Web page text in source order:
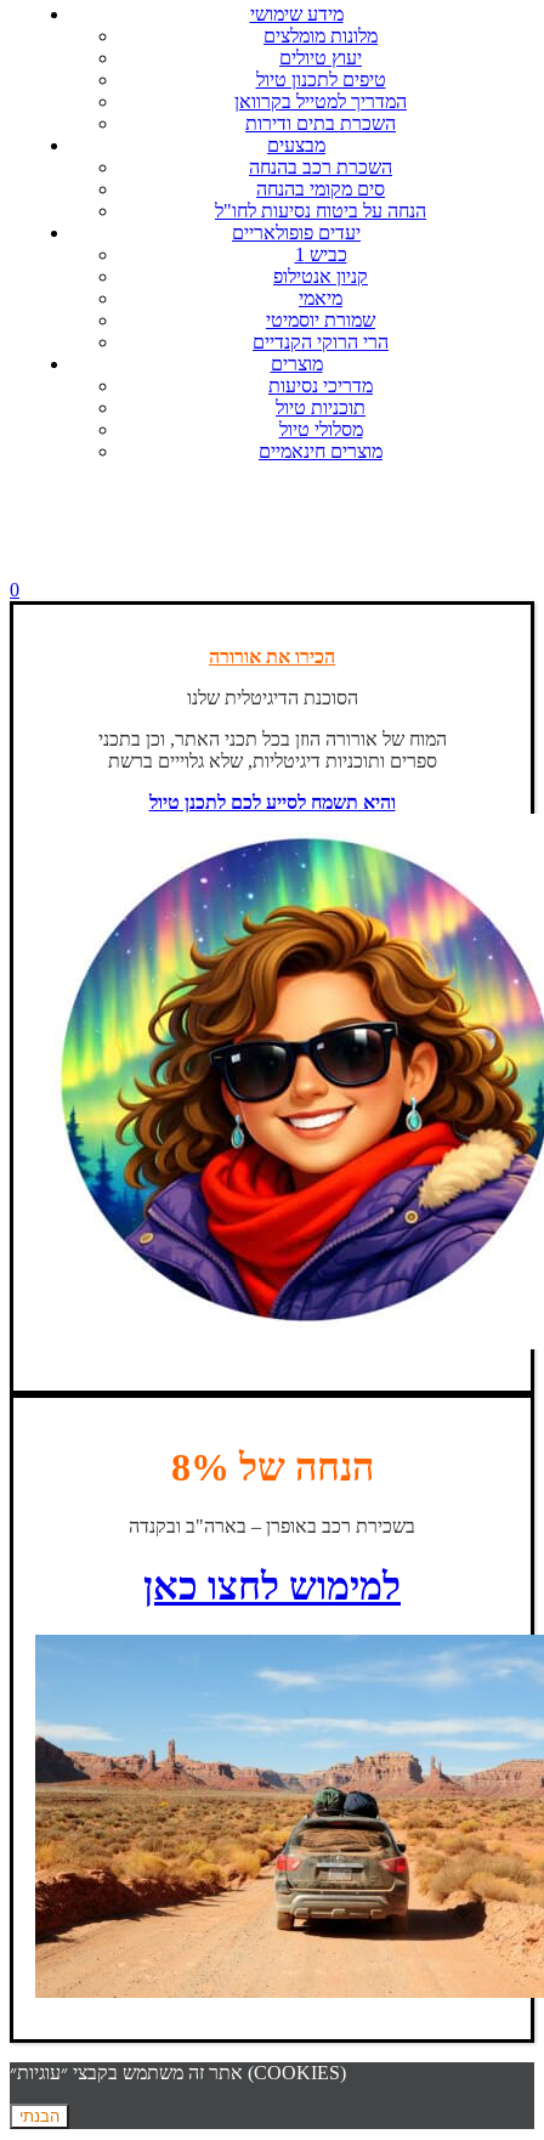
מידע שימושי
מלונות מומלצים
יעוץ טיולים
טיפים לתכנון טיול
המדריך למטייל בקרוואן
השכרת בתים ודירות
מבצעים
השכרת רכב בהנחה
סים מקומי בהנחה
הנחה על ביטוח נסיעות לחו"ל
יעדים פופולאריים
כביש 1
קניון אנטילופ
מיאמי
שמורת יוסמיטי
הרי הרוקי הקנדיים
מוצרים
מדריכי נסיעות
תוכניות טיול
מסלולי טיול
מוצרים חינאמיים
0
הכירו את אורורה
הסוכנת הדיגיטלית שלנו
המוח של אורורה הוזן בכל תכני האתר, וכן בתכני
ספרים ותוכניות דיגיטליות, שלא גלוייים ברשת
והיא תשמח לסייע לכם לתכנן טיול
הנחה של 8%
בשכירת רכב באופרן – בארה"ב ובקנדה
למימוש לחצו כאן
אתר זה משתמש בקבצי ״עוגיות״ (COOKIES)
הבנתי